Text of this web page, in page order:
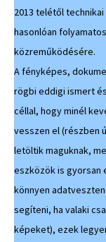
2013 telétől
hasonlóan
közreműködésére.
A fényképes,
rögbi eddigi ismert
céllal, hogy minél
vesszen el (részben
letöltik maguknak,
eszközök is gyorsan
könnyen
segíteni, ha valaki
képeket), ezek